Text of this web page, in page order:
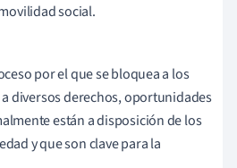
social.
por el que se bloquea a los
diversos derechos, oportunidades
están a disposición de los
y que son clave para la